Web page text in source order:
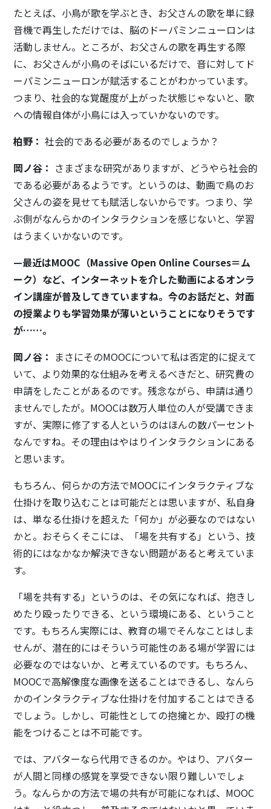
たとえば、小鳥が歌を学ぶとき、お父さんの歌を単に録
音機で再生しただけでは、脳のドーパミンニューロンは
活動しません。ところが、お父さんの歌を再生する際
に、お父さんが小鳥のそばにいるだけで、音に対してド
ーパミンニューロンが賦活することがわかっています。
つまり、社会的な覚醒度が上がった状態じゃないと、歌
への情報自体が小鳥には入っていかないのです。
柏野： 社会的である必要があるのでしょうか？
岡ノ谷： さまざまな研究がありますが、どうやら社会的
である必要があるようです。というのは、動画で鳥のお
父さんの姿を見せても賦活しないからです。つまり、学
ぶ側がなんらかのインタラクションを感じないと、学習
はうまくいかないのです。
—最近はMOOC（Massive Open Online Courses＝ム
ーク）など、インターネットを介した動画によるオンラ
イン講座が普及してきていますね。今のお話だと、対面
の授業よりも学習効果が薄いということになりそうです
が……。
岡ノ谷： まさにそのMOOCについて私は否定的に捉えて
いて、より効果的な仕組みを考えるべきだと、研究費の
申請をしたことがあるのです。残念ながら、申請は通り
ませんでしたが。MOOCは数万人単位の人が受講できま
すが、実際に修了する人というのはほんの数パーセント
なんですね。その理由はやはりインタラクションにある
と思います。
もちろん、何らかの方法でMOOCにインタラクティブな
仕掛けを取り込むことは可能だとは思いますが、私自身
は、単なる仕掛けを超えた「何か」が必要なのではない
かと。おそらくそこには、「場を共有する」という、技
術的にはなかなか解決できない問題があると考えていま
す。
「場を共有する」というのは、その気になれば、抱きし
めたり殴ったりできる、という環境にある、ということ
です。もちろん実際には、教育の場でそんなことはしま
せんが、潜在的にはそういう可能性のある場が学習には
必要なのではないか、と考えているのです。もちろん、
MOOCで高解像度な画像を送ることはできるし、なんら
かのインタラクティブな仕掛けを付加することはできる
でしょう。しかし、可能性としての抱擁とか、殴打の機
能をつけることは不可能です。
では、アバターなら代用できるのか。やはり、アバター
が人間と同様の感覚を享受できない限り難しいでしょ
う。なんらかの方法で場の共有が可能になれば、MOOC